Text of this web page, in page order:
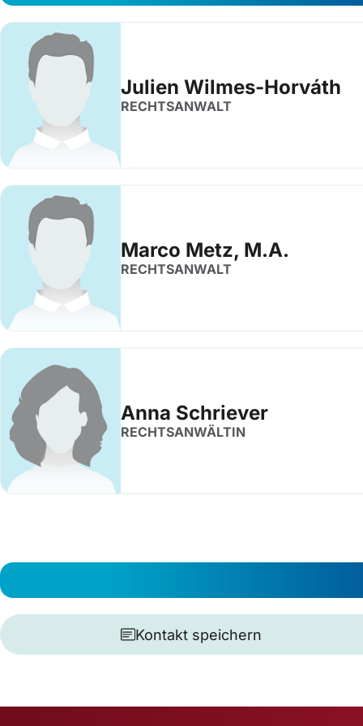
Julien Wilmes-Horváth
RECHTSANWALT
Marco Metz, M.A.
RECHTSANWALT
Anna Schriever
RECHTSANWÄLTIN
Kontakt speichern